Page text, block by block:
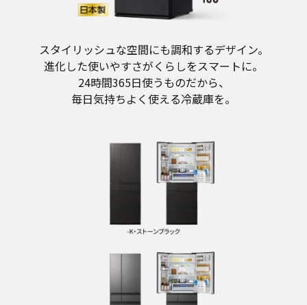
スタイリッシュな空間にも調和するデザイン。
進化した使いやすさがくらしをスマートに。
24時間365日使うものだから、
毎日気持ちよく使える冷蔵庫を。